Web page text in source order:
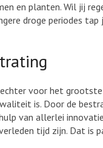
en planten. Wil jij
droge periodes
voor het
is. Door de
van allerlei
tijd zijn. Dat is